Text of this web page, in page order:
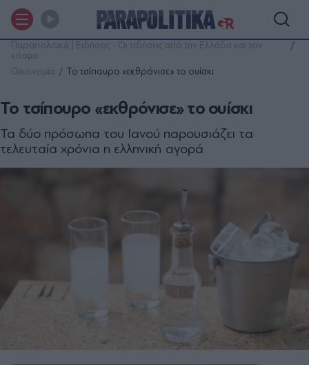
Παραπολιτικά | Ειδήσεις - Οι ειδήσεις από την Ελλάδα και τον
κόσμο
Οικονομία
Το τσίπουρο «εκθρόνισε» το ουίσκι
Το τσίπουρο «εκθρόνισε» το ουίσκι
Τα δύο πρόσωπα του Ιανού παρουσιάζει τα
τελευταία χρόνια η ελληνική αγορά